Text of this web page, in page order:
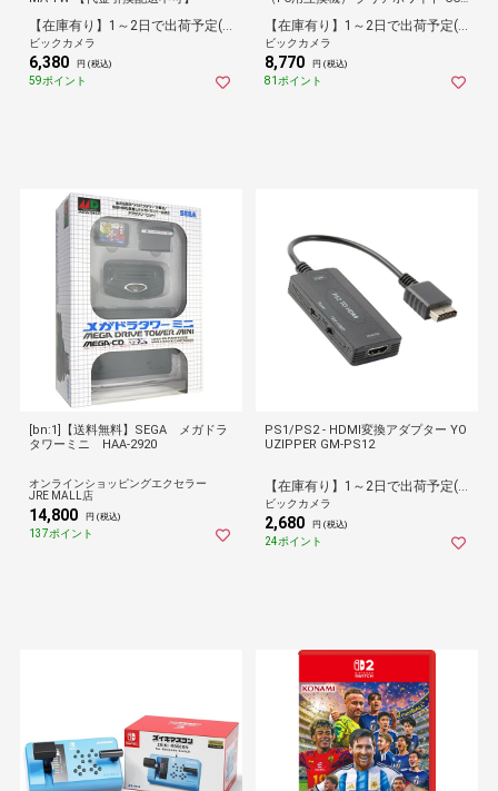
【在庫有り】1～2日で出荷予定(日付指定可)
ビックカメラ
6,380 円 (税込)
59ポイント
換配送不可】
【在庫有り】1～2日で出荷予定(日付指定可)
ビックカメラ
8,770 円 (税込)
81ポイント
[bn:1]【送料無料】SEGA メガドラ
タワーミニ HAA-2920
オンラインショッピングエクセラー
JRE MALL店
14,800 円 (税込)
137ポイント
PS1/PS2 - HDMI変換アダプター YO
UZIPPER GM-PS12
【在庫有り】1～2日で出荷予定(日付指定可)
ビックカメラ
2,680 円 (税込)
24ポイント